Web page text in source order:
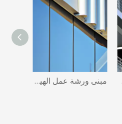
مبنى ورشة عمل الهياكل الفولاذية الكبيرة مسبقة الهندسة المعيارية